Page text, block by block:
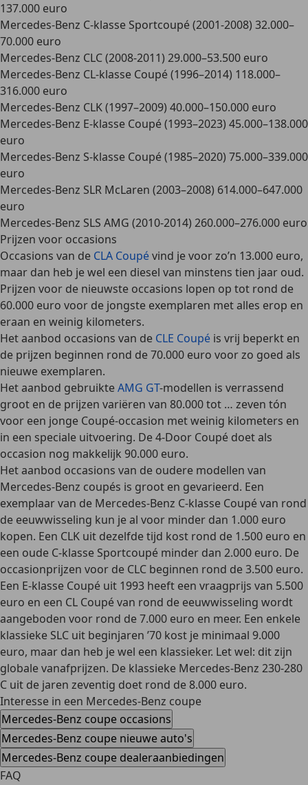
137.000 euro
Mercedes-Benz C-klasse Sportcoupé (2001-2008) 32.000–
70.000 euro
Mercedes-Benz CLC (2008-2011) 29.000–53.500 euro
Mercedes-Benz CL-klasse Coupé (1996–2014) 118.000–
316.000 euro
Mercedes-Benz CLK (1997–2009) 40.000–150.000 euro
Mercedes-Benz E-klasse Coupé (1993–2023) 45.000–138.000
euro
Mercedes-Benz S-klasse Coupé (1985–2020) 75.000–339.000
euro
Mercedes-Benz SLR McLaren (2003–2008) 614.000–647.000
euro
Mercedes-Benz SLS AMG (2010-2014) 260.000–276.000 euro
Prijzen voor occasions
Occasions van de CLA Coupévind je voor zo’n 13.000 euro,
maar dan heb je wel een diesel van minstens tien jaar oud.
Prijzen voor de nieuwste occasions lopen op tot rond de
60.000 euro voor de jongste exemplaren met alles erop en
eraan en weinig kilometers.
Het aanbod occasions van de CLE Coupé is vrij beperkt en
de prijzen beginnen rond de 70.000 euro voor zo goed als
nieuwe exemplaren.
Het aanbod gebruikteAMG GT-modellen is verrassend
groot en de prijzen variëren van 80.000 tot … zeven tón
voor een jonge Coupé-occasion met weinig kilometers en
in een speciale uitvoering. De4-Door Coupé doet als
occasion nog makkelijk 90.000 euro.
Hetaanbod occasions van de oudere modellen van
Mercedes-Benz coupés is groot en gevarieerd. Een
exemplaar van de Mercedes-Benz C-klasse Coupé van rond
de eeuwwisseling kun je al voor minder dan 1.000 euro
kopen. Een CLK uit dezelfde tijd kost rond de 1.500 euro en
een oude C-klasse Sportcoupé minder dan 2.000 euro. De
occasionprijzen voor de CLC beginnen rond de 3.500 euro.
Een E-klasse Coupé uit 1993 heeft een vraagprijs van 5.500
euro en een CL Coupé van rond de eeuwwisseling wordt
aangeboden voor rond de 7.000 euro en meer. Een enkele
klassieke SLC uit beginjaren ’70 kost je minimaal 9.000
euro, maar dan heb je wel een klassieker. Let wel: dit zijn
globale vanafprijzen. De klassieke Mercedes-Benz 230-280
C uit de jaren zeventig doet rond de 8.000 euro.
Interesse in een Mercedes-Benz coupe
Mercedes-Benz coupe occasions
Mercedes-Benz coupe nieuwe auto's
Mercedes-Benz coupe dealeraanbiedingen
FAQ